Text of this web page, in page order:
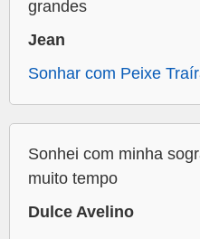
grandes
Jean
Sonhar com Peixe
Sonhei com minha
muito tempo
Dulce Avelino